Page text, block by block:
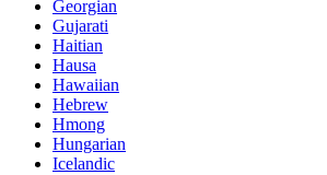
Georgian
Gujarati
Haitian
Hausa
Hawaiian
Hebrew
Hmong
Hungarian
Icelandic